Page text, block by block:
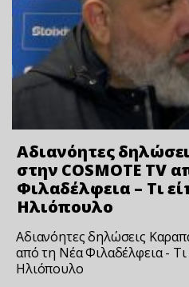
Αδιανόητες
στην COSMOTE TV
Φιλαδέλφεια – Τι
Ηλιόπουλο
Αδιανόητες δηλώσεις
από τη Νέα Φιλαδέλφεια - Τι
Ηλιόπουλο